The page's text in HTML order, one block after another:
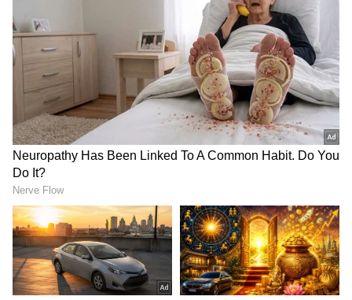
ಶಕುಂತಲಾಳೇ ಜಾಮೀನು ಕೊಡಿಸಿದ್ದಾಳೆ. ತಮ್ಮ
ಬೆನ್ನಹಿಂದೆಯೇ ತಾಯಿ ಶಕುಂತಲಾ ಮಾಡುತ್ತಿರೋ ಕುತಂತ್ರ
ಗೊತ್ತಾದ್ರೆ ಗೌತಮ್‌ಗೆ ಮತ್ತೊಂದು ಬಿಗ್ ಶಾಕ್ ಎದುರಾದಂತೆ
ಆಗುತ್ತೆ.